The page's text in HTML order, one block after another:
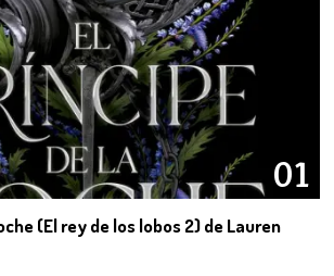
01
(El rey de los lobos 2) de Lauren